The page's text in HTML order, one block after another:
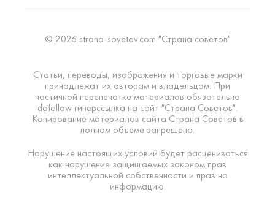
© 2026 strana-sovetov.com "Страна советов"
Статьи, переводы, изображения и торговые марки
принадлежат их авторам и владельцам. При
частичной перепечатке материалов обязательна
dofollow гиперссылка на сайт "Страна Советов".
Копирование материалов сайта Страна Советов в
полном объеме запрещено.
Нарушение настоящих условий будет расцениваться
как нарушение защищаемых законом прав
интеллектуальной собственности и прав на
информацию.